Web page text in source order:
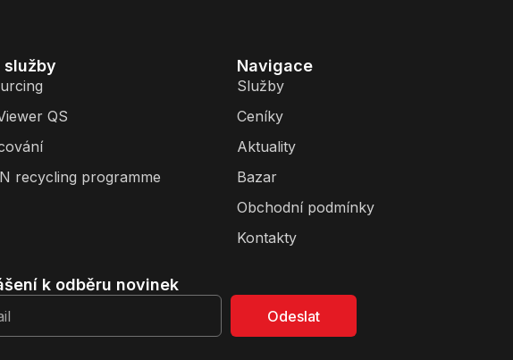
služby
QS
recycling programme
Navigace
Služby
Ceníky
Aktuality
Bazar
Obchodní podmínky
Kontakty
k odběru novinek
Odeslat